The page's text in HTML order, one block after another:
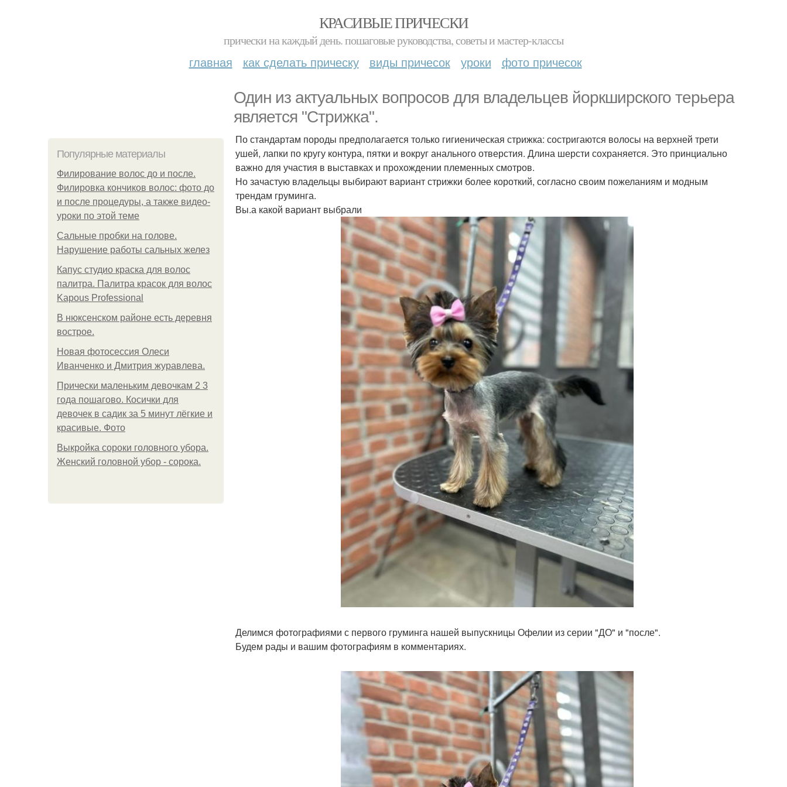
КРАСИВЫЕ ПРИЧЕСКИ
прически на каждый день. пошаговые руководства, советы и мастер-классы
главная как сделать прическу виды причесок уроки фото причесок
Один из актуальных вопросов для владельцев йоркширского терьера
является "Стрижка".
Популярные материалы
Филирование волос до и после.
Филировка кончиков волос: фото до
и после процедуры, а также видео-
уроки по этой теме
Сальные пробки на голове.
Нарушение работы сальных желез
Капус студио краска для волос
палитра. Палитра красок для волос
Kapous Professional
В нюксенском районе есть деревня
вострое.
Новая фотосессия Олеси
Иванченко и Дмитрия журавлева.
Прически маленьким девочкам 2 3
года пошагово. Косички для
девочек в садик за 5 минут лёгкие и
красивые. Фото
Выкройка сороки головного убора.
Женский головной убор - сорока.
По стандартам породы предполагается только гигиеническая стрижка: состригаются волосы на верхней трети
ушей, лапки по кругу контура, пятки и вокруг анального отверстия. Длина шерсти сохраняется. Это принциально
важно для участия в выставках и прохождении племенных смотров.
Но зачастую владельцы выбирают вариант стрижки более короткий, согласно своим пожеланиям и модным
трендам груминга.
Вы.а какой вариант выбрали
Делимся фотографиями с первого груминга нашей выпускницы Офелии из серии "ДО" и "после".
Будем рады и вашим фотографиям в комментариях.